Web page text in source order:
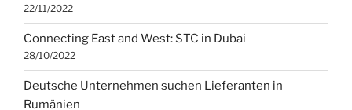
22/11/2022
Connecting East and West: STC in Dubai
28/10/2022
Deutsche Unternehmen suchen Lieferanten in
Rumänien